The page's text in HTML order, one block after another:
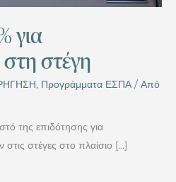
για
στέγη
, Προγράμματα ΕΣΠΑ / Από
της επιδότησης για
στέγες στο πλαίσιο […]